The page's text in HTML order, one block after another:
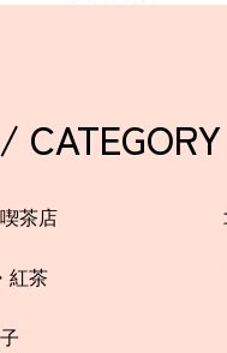
/
茶店
紅茶